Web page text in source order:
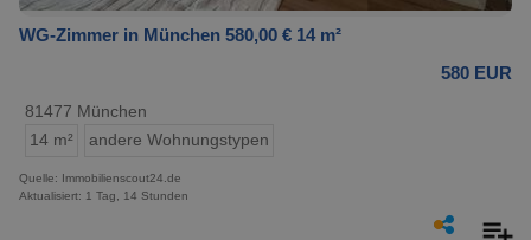
WG-Zimmer in München 580,00 € 14 m²
580 EUR
81477 München
14 m²
andere Wohnungstypen
Quelle: Immobilienscout24.de
Aktualisiert: 1 Tag, 14 Stunden